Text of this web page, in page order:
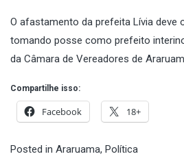
O afastamento da prefeita Lívia deve
tomando posse como prefeito
da Câmara de Vereadores de
Compartilhe isso:
Facebook 18+
Posted in Araruama, Política